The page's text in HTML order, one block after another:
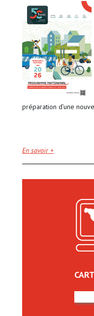
préparation d’une
En savoir +